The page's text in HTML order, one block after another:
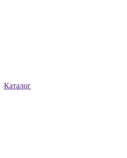
Каталог